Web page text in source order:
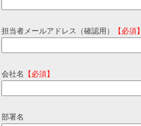
担当者メールアドレス（確認用） 【必須
会社名 【必須】
部署名